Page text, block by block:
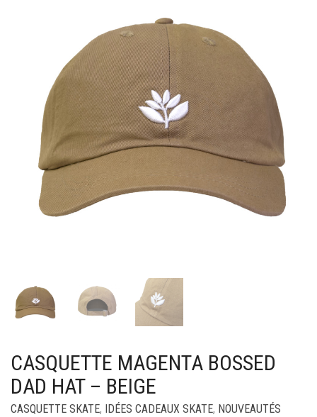
CASQUETTE MAGENTA BOSSED
DAD HAT – BEIGE
CASQUETTE SKATE, IDÉES CADEAUX SKATE, NOUVEAUTÉS